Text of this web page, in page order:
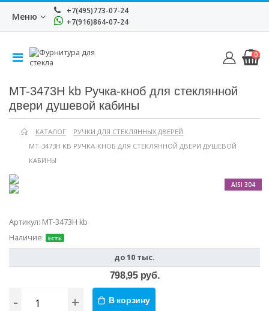
Меню
+7(495)773-07-24
+7(916)864-07-24
0
MT-3473H kb Ручка-кноб для стеклянной
двери душевой кабины
КАТАЛОГ
РУЧКИ ДЛЯ СТЕКЛЯННЫХ ДВЕРЕЙ
MT-3473H KB РУЧКА-КНОБ ДЛЯ СТЕКЛЯННОЙ ДВЕРИ ДУШЕВОЙ
КАБИНЫ
AISI 304
Артикул: MT-3473H kb
Наличие:
Есть
до 10 тыс.
798,95 руб.
- + В корзину